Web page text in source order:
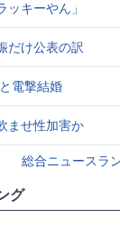
キーやん」
だけ公表の訳
電撃結婚
ませ性加害か
総合ニュースラ
グ